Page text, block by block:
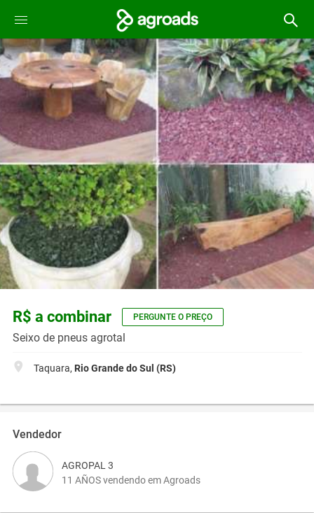
R$ a combinar PERGUNTE O PREÇO
Seixo de pneus agrotal
Taquara, Rio Grande do Sul (RS)
Vendedor
AGROPAL 3
11 AÑOS vendendo em Agroads